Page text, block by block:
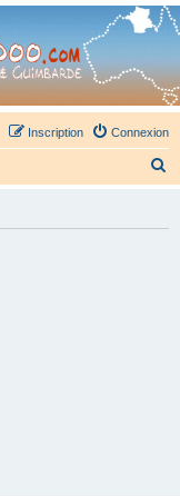
la communauté.
Connexion
Inscription